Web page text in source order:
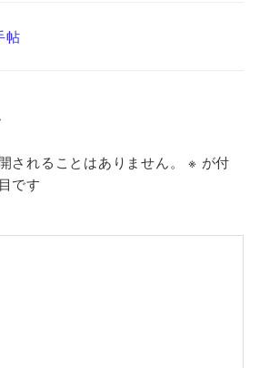
帖
されることはありません。 ※ が付
です